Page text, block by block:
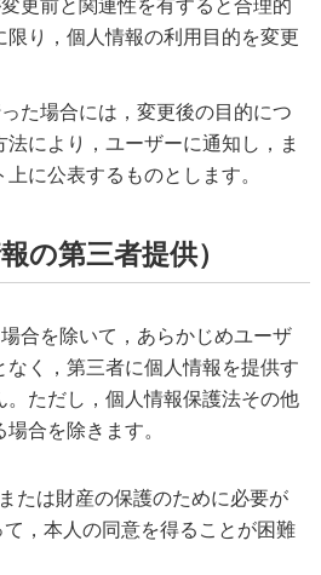
更前と関連性を有すると合理的
限り，個人情報の利用目的を変更
た場合には，変更後の目的につ
により，ユーザーに通知し，ま
に公表するものとします。
の第三者提供）
合を除いて，あらかじめユーザ
なく，第三者に個人情報を提供す
。ただし，個人情報保護法その他
合を除きます。
たは財産の保護のために必要が
，本人の同意を得ることが困難